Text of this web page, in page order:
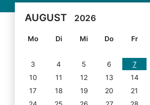
AUGUST 2026
Mo Di Mi Do Fr
3
4 5 6 7
10
11 12 13 14
17
18 19 20 21